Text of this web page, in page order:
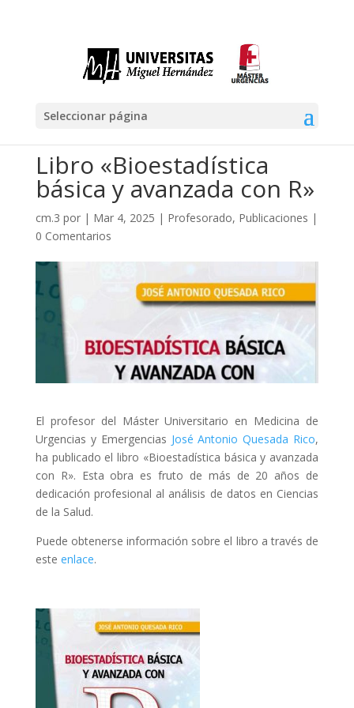
Seleccionar página
Libro «Bioestadística
básica y avanzada con R»
cm.3 por | Mar 4, 2025 | Profesorado, Publicaciones |
0 Comentarios
El profesor del Máster Universitario en Medicina de
Urgencias y Emergencias José Antonio Quesada Rico,
ha publicado el libro «Bioestadística básica y avanzada
con R». Esta obra es fruto de más de 20 años de
dedicación profesional al análisis de datos en Ciencias
de la Salud.
Puede obtenerse información sobre el libro a través de
este enlace.